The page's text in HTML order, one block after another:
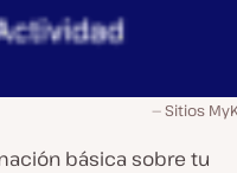
Sitios
básica sobre tu